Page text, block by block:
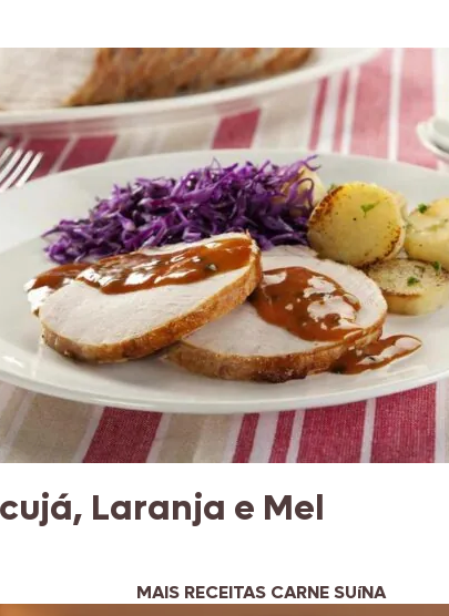
Laranja e Mel
MAIS RECEITAS CARNE SUíNA